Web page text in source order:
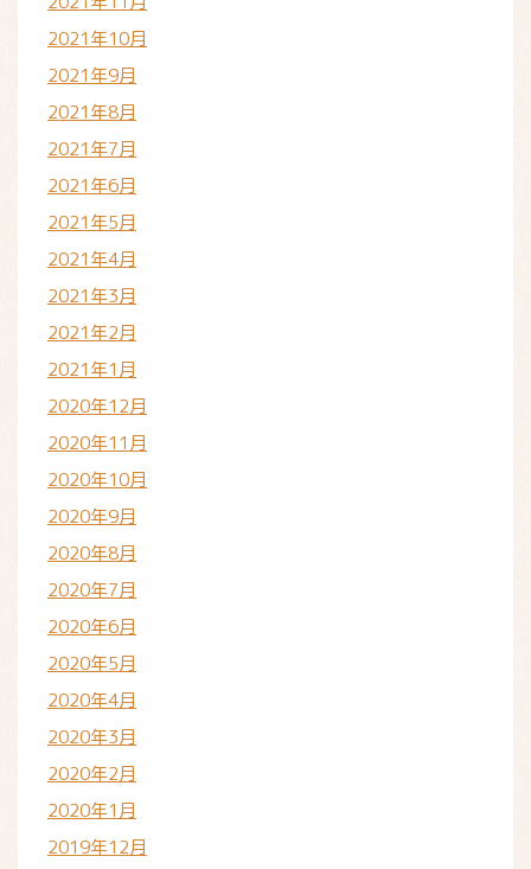
2021年10月
2021年9月
2021年8月
2021年7月
2021年6月
2021年5月
2021年4月
2021年3月
2021年2月
2021年1月
2020年12月
2020年11月
2020年10月
2020年9月
2020年8月
2020年7月
2020年6月
2020年5月
2020年4月
2020年3月
2020年2月
2020年1月
2019年12月